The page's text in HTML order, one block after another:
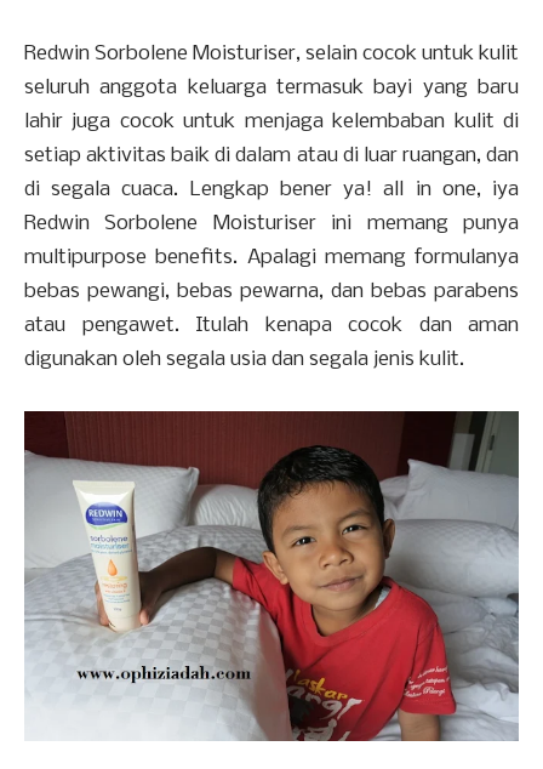
Redwin Sorbolene Moisturiser, selain cocok untuk kulit
seluruh anggota keluarga termasuk bayi yang baru
lahir juga cocok untuk menjaga kelembaban kulit di
setiap aktivitas baik di dalam atau di luar ruangan, dan
di segala cuaca. Lengkap bener ya! all in one, iya
Redwin Sorbolene Moisturiser ini memang punya
multipurpose benefits. Apalagi memang formulanya
bebas pewangi, bebas pewarna, dan bebas parabens
atau pengawet. Itulah kenapa cocok dan aman
digunakan oleh segala usia dan segala jenis kulit.